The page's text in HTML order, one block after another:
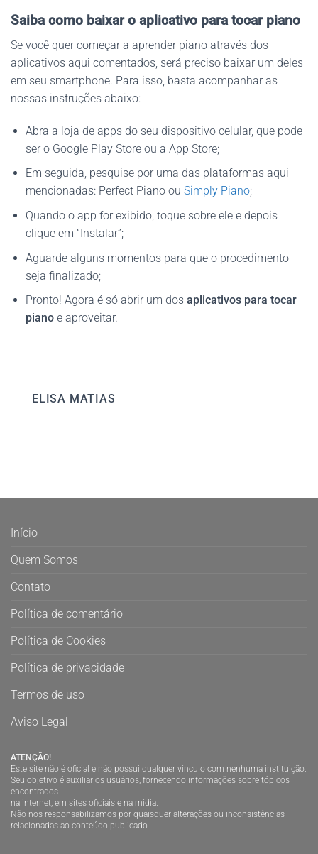
Saiba como baixar o aplicativo para tocar piano
Se você quer começar a aprender piano através dos
aplicativos aqui comentados, será preciso baixar um deles
em seu smartphone. Para isso, basta acompanhar as
nossas instruções abaixo:
Abra a loja de apps do seu dispositivo celular, que pode
ser o Google Play Store ou a App Store;
Em seguida, pesquise por uma das plataformas aqui
mencionadas: Perfect Piano ou Simply Piano;
Quando o app for exibido, toque sobre ele e depois
clique em “Instalar”;
Aguarde alguns momentos para que o procedimento
seja finalizado;
Pronto! Agora é só abrir um dos aplicativos para tocar
piano e aproveitar.
ELISA MATIAS
Início
Quem Somos
Contato
Política de comentário
Política de Cookies
Política de privacidade
Termos de uso
Aviso Legal
ATENÇÃO!
Este site não é oficial e não possui qualquer vínculo com nenhuma instituição.
Seu objetivo é auxiliar os usuários, fornecendo informações sobre tópicos
encontrados
na internet, em sites oficiais e na mídia.
Não nos responsabilizamos por quaisquer alterações ou inconsistências
relacionadas ao conteúdo publicado.